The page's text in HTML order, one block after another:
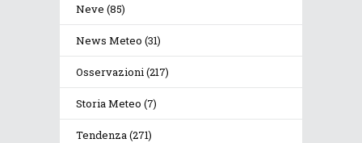
Neve (85)
News Meteo (31)
Osservazioni(217)
Storia Meteo (7)
Tendenza(271)